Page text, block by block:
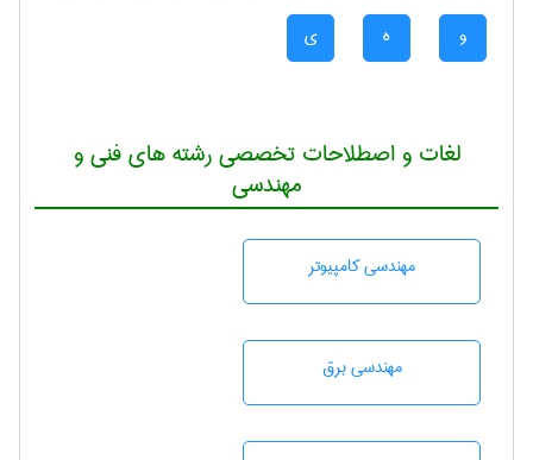
و ه ی
لغات و اصطلاحات تخصصی رشته های فنی و
مهندسی
مهندسی كامپيوتر
مهندسی برق